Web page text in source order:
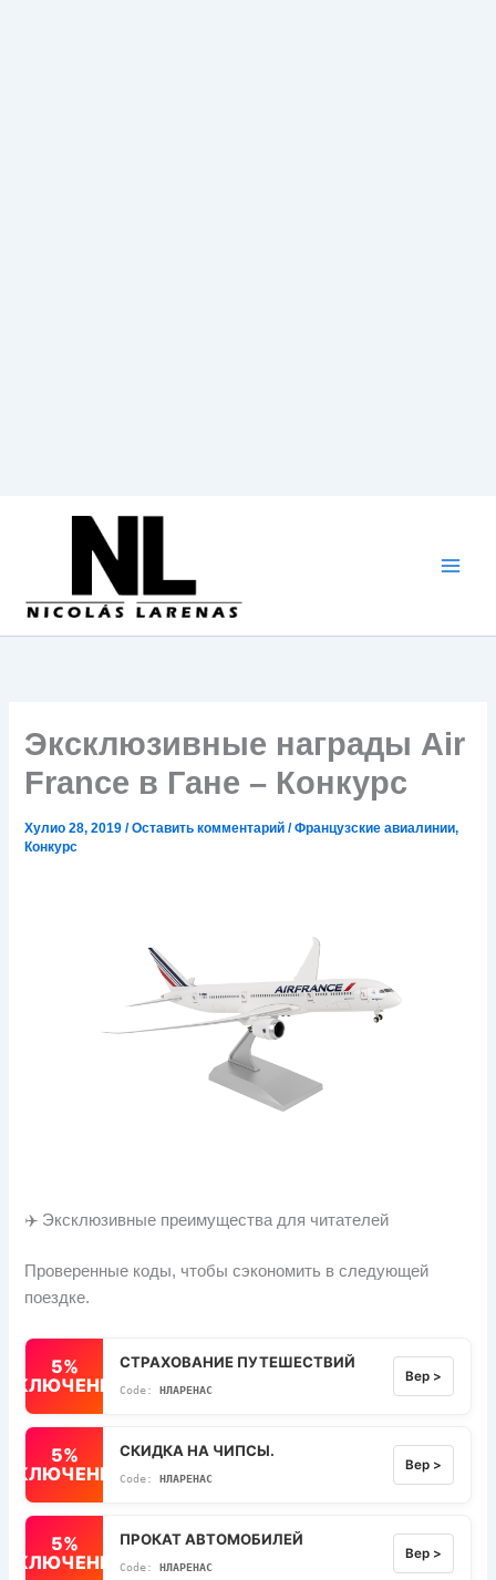
содержимому
Эксклюзивные награды Air
France в Гане – Конкурс
Хулио 28, 2019/Оставить комментарий /Французские авиалинии,
Конкурс
✈️ Эксклюзивные преимущества для читателей
Проверенные коды, чтобы сэкономить в следующей
поездке.
5%
СТРАХОВАНИЕ ПУТЕШЕСТВИЙ
НЛАРЕНАС
Вер >
5%
СКИДКА НА ЧИПСЫ.
НЛАРЕНАС
Вер >
5%
ПРОКАТ АВТОМОБИЛЕЙ
НЛАРЕНАС
Вер >